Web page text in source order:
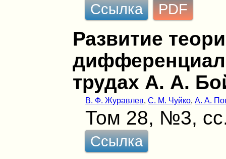
Ссылка PDF
Развитие
трудах А. А.
В. Ф. Журавлев,С. М. Чуйко,А. А.
Том 28, №3,
Ссылка